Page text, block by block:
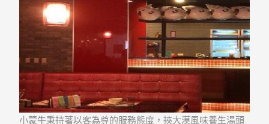
小蒙牛秉持著以客為尊的服務態度，挾大漠風味養生湯頭